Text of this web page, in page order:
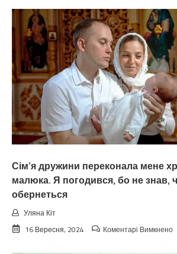
і
до
як
Сім’я дружини переконала мене
малюка. Я погодився, бо не знав,
обернеться
Уляна Кіт
16 Вересня, 2024
Коментарі Вимкненодо